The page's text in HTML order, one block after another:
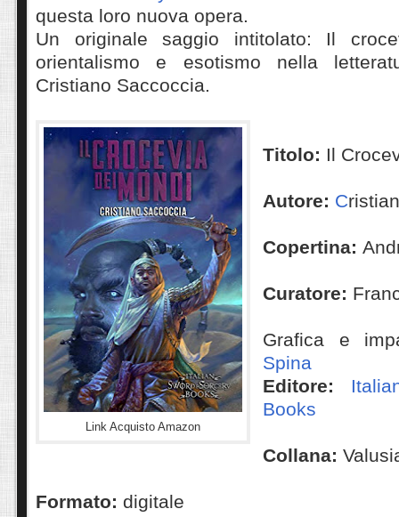
questa loro nuova opera.
Un originale saggio intitolato: Il
orientalismo e esotismo nella
Cristiano Saccoccia.
Link Acquisto Amazon
Titolo: Il
Autore: C
Copertina:
Curatore:
Grafica e
Spina
Editore:
Books
Collana:
Formato: digitale